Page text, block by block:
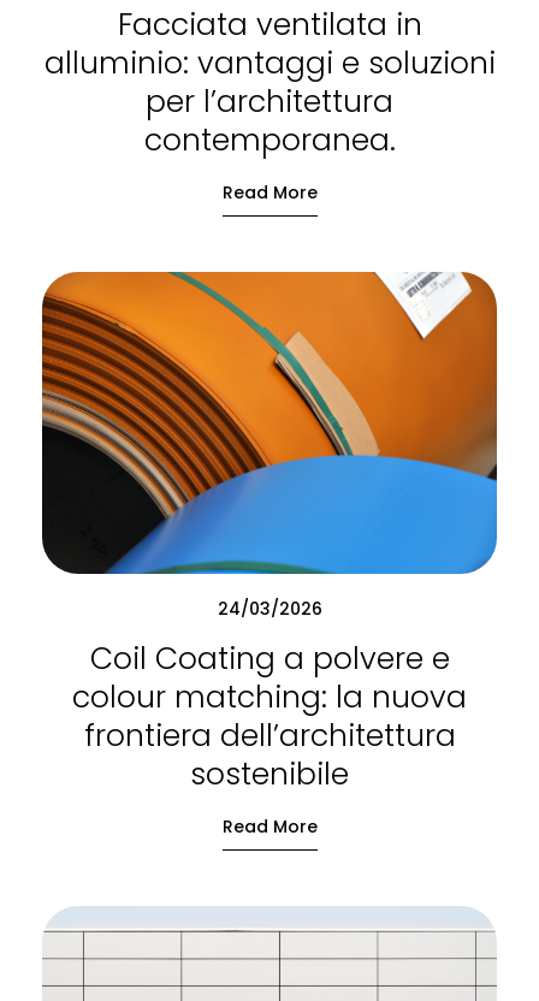
Facciata ventilata in
alluminio: vantaggi e soluzioni
per l’architettura
contemporanea.
Read More
24/03/2026
Coil Coating a polvere e
colour matching: la nuova
frontiera dell’architettura
sostenibile
Read More